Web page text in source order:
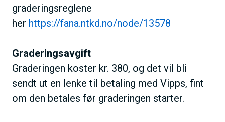
graderingsreglene
her https://fana.ntkd.no/node/13578
Graderingsavgift
Graderingen koster kr. 380, og det vil bli
sendt ut en lenke til betaling med Vipps, fint
om den betales før graderingen starter.